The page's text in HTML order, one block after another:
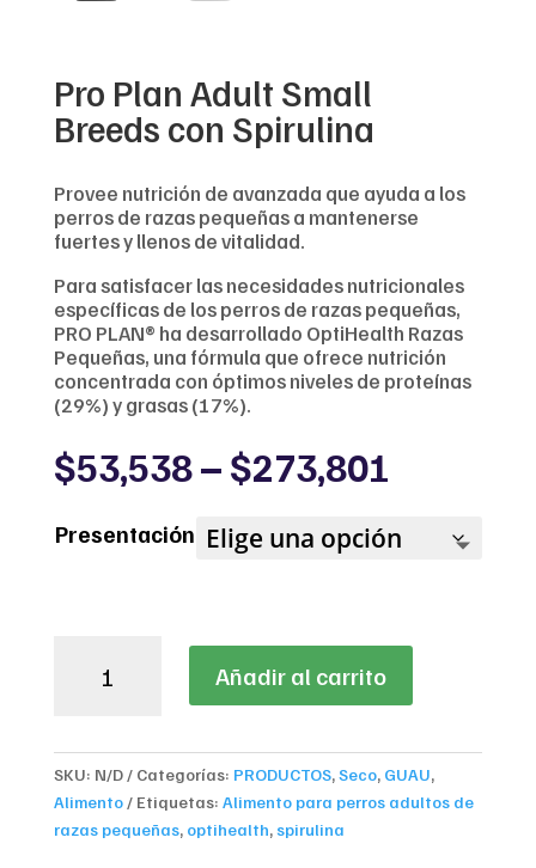
Pro Plan Adult Small
Breeds con Spirulina
Provee nutrición de avanzada que ayuda a los
perros de razas pequeñas a mantenerse
fuertes y llenos de vitalidad.
Para satisfacer las necesidades nutricionales
específicas de los perros de razas pequeñas,
PRO PLAN® ha desarrollado OptiHealth Razas
Pequeñas, una fórmula que ofrece nutrición
concentrada con óptimos niveles de proteínas
(29%) y grasas (17%).
$53,538– $273,801
through
Presentación
Breeds
con
Spirulina
cantidad
Añadir al carrito
SKU: N/D Categorías: PRODUCTOS,Seco, GUAU,
Alimento
Etiquetas: Alimento para perros adultos de
razas pequeñas, optihealth,spirulina